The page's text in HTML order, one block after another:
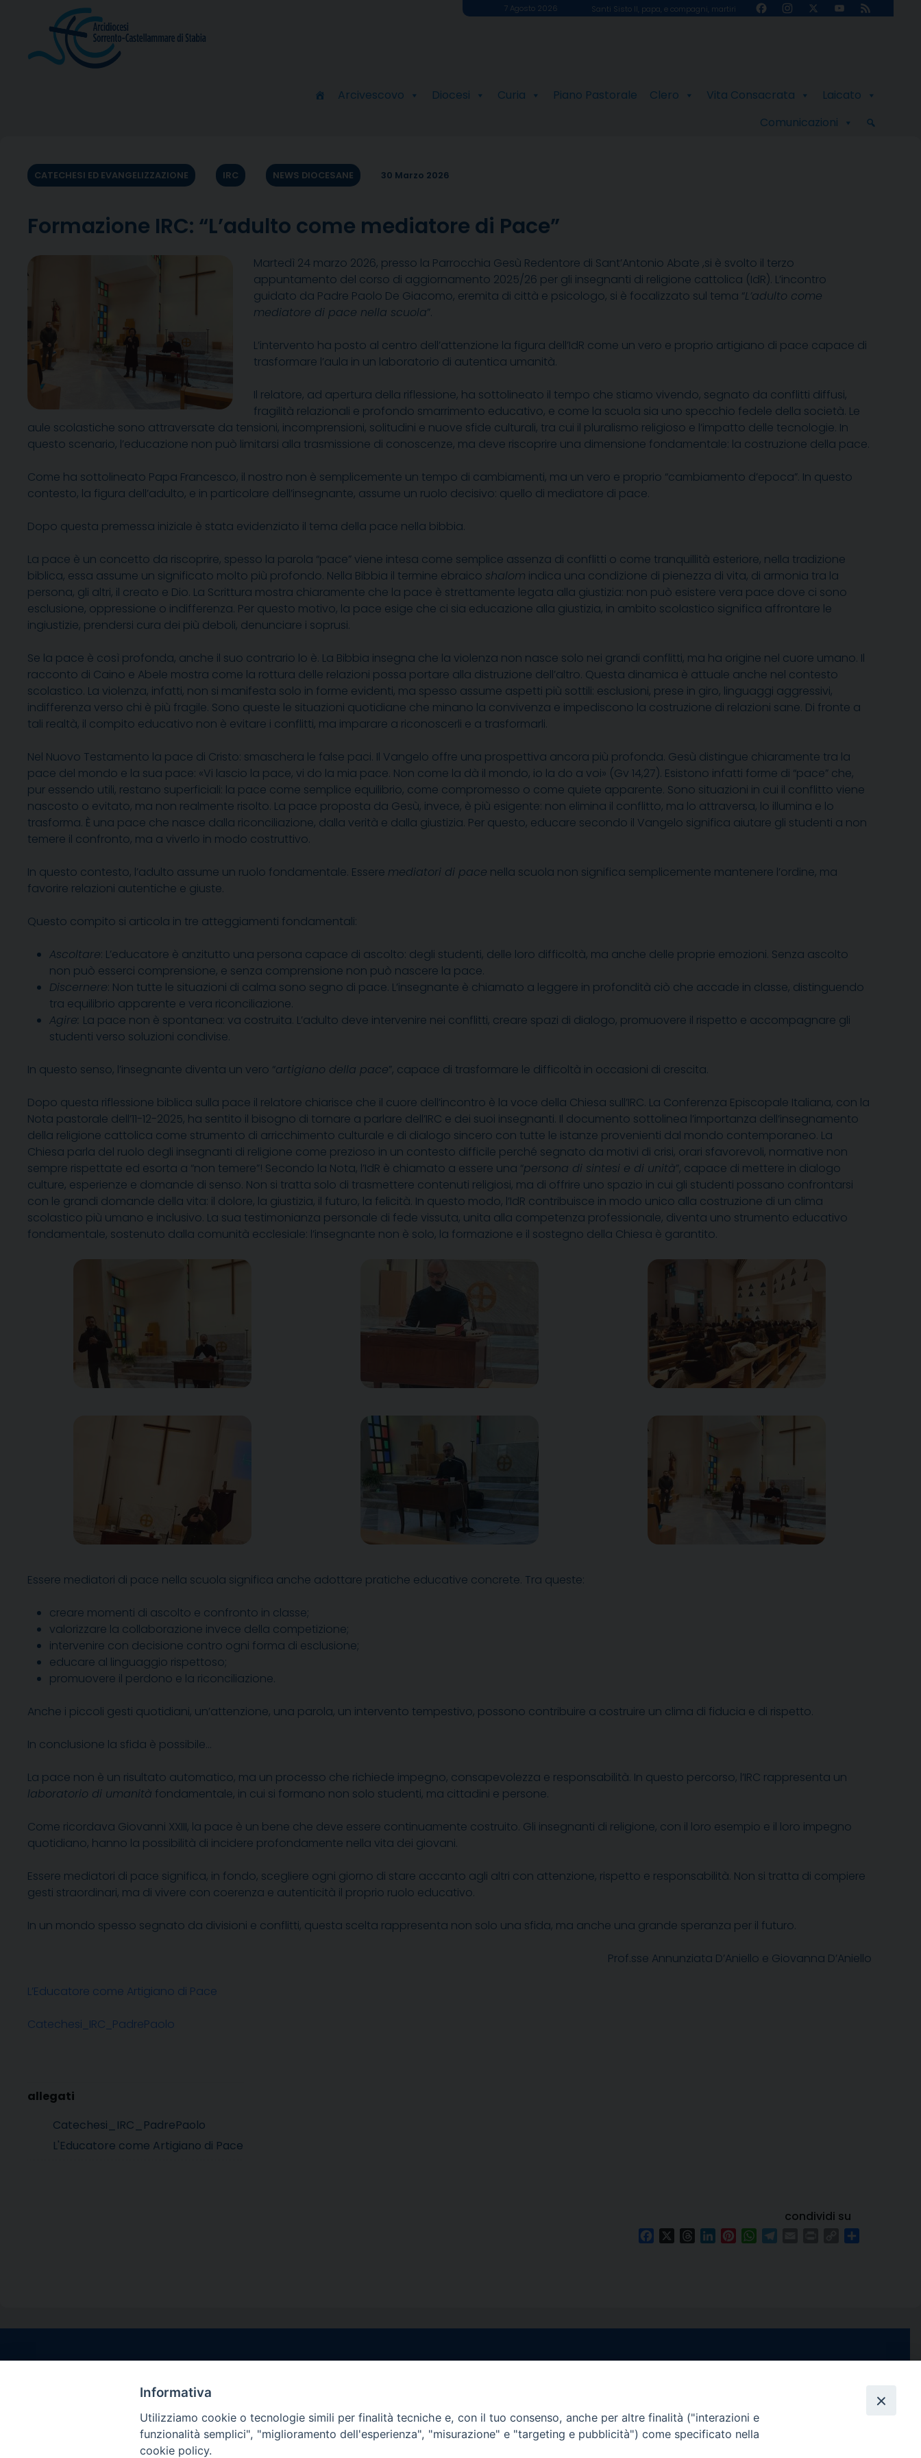
7 Agosto 2026 Santi Sisto II, papa, e compagni, martiri FacebookInstagram
X
YouTube
Feed
Arcivescovo Diocesi Curia Piano Pastorale Clero Vita Consacrata
Laicato
Comunicazioni
CATECHESI ED EVANGELIZZAZIONE IRC NEWS DIOCESANE 30 Marzo 2026
Formazione IRC: “L’adulto come mediatore di Pace”
Martedì 24 marzo 2026, presso la Parrocchia Gesù Redentore di Sant’Antonio Abate ,si è svolto il terzo
appuntamento del corso di aggiornamento 2025/26 per gli insegnanti di religione cattolica (IdR). L’incontro
guidato da Padre Paolo De Giacomo, eremita di città e psicologo, si è focalizzato sul tema “L’adulto come
mediatore di pace nella scuola”.
L’intervento ha posto al centro dell’attenzione la figura dell’IdR come un vero e proprio artigiano di pace capace di
trasformare l’aula in un laboratorio di autentica umanità.
Il relatore, ad apertura della riflessione, ha sottolineato il tempo che stiamo vivendo, segnato da conflitti diffusi,
fragilità relazionali e profondo smarrimento educativo, e come la scuola sia uno specchio fedele della società. Le
aule scolastiche sono attraversate da tensioni, incomprensioni, solitudini e nuove sfide culturali, tra cui il pluralismo religioso e l’impatto delle tecnologie. In
questo scenario, l’educazione non può limitarsi alla trasmissione di conoscenze, ma deve riscoprire una dimensione fondamentale: la costruzione della pace.
Come ha sottolineato Papa Francesco, il nostro non è semplicemente un tempo di cambiamenti, ma un vero e proprio “cambiamento d’epoca”. In questo
contesto, la figura dell’adulto, e in particolare dell’insegnante, assume un ruolo decisivo: quello di mediatore di pace.
Dopo questa premessa iniziale è stata evidenziato il tema della pace nella bibbia.
La pace è un concetto da riscoprire, spesso la parola “pace” viene intesa come semplice assenza di conflitti o come tranquillità esteriore, nella tradizione
biblica, essa assume un significato molto più profondo. Nella Bibbia il termine ebraico shalom indica una condizione di pienezza di vita, di armonia tra la
persona, gli altri, il creato e Dio. La Scrittura mostra chiaramente che la pace è strettamente legata alla giustizia: non può esistere vera pace dove ci sono
esclusione, oppressione o indifferenza. Per questo motivo, la pace esige che ci sia educazione alla giustizia, in ambito scolastico significa affrontare le
ingiustizie, prendersi cura dei più deboli, denunciare i soprusi.
Se la pace è così profonda, anche il suo contrario lo è. La Bibbia insegna che la violenza non nasce solo nei grandi conflitti, ma ha origine nel cuore umano. Il
racconto di Caino e Abele mostra come la rottura delle relazioni possa portare alla distruzione dell’altro. Questa dinamica è attuale anche nel contesto
scolastico. La violenza, infatti, non si manifesta solo in forme evidenti, ma spesso assume aspetti più sottili: esclusioni, prese in giro, linguaggi aggressivi,
indifferenza verso chi è più fragile. Sono queste le situazioni quotidiane che minano la convivenza e impediscono la costruzione di relazioni sane. Di fronte a
tali realtà, il compito educativo non è evitare i conflitti, ma imparare a riconoscerli e a trasformarli.
Nel Nuovo Testamento la pace di Cristo: smaschera le false paci. Il Vangelo offre una prospettiva ancora più profonda. Gesù distingue chiaramente tra la
pace del mondo e la sua pace: «Vi lascio la pace, vi do la mia pace. Non come la dà il mondo, io la do a voi» (Gv 14,27). Esistono infatti forme di “pace” che,
pur essendo utili, restano superficiali: la pace come semplice equilibrio, come compromesso o come quiete apparente. Sono situazioni in cui il conflitto viene
nascosto o evitato, ma non realmente risolto. La pace proposta da Gesù, invece, è più esigente: non elimina il conflitto, ma lo attraversa, lo illumina e lo
trasforma. È una pace che nasce dalla riconciliazione, dalla verità e dalla giustizia. Per questo, educare secondo il Vangelo significa aiutare gli studenti a non
temere il confronto, ma a viverlo in modo costruttivo.
In questo contesto, l’adulto assume un ruolo fondamentale. Essere mediatori di pace nella scuola non significa semplicemente mantenere l’ordine, ma
favorire relazioni autentiche e giuste.
Questo compito si articola in tre atteggiamenti fondamentali:
Ascoltare: L’educatore è anzitutto una persona capace di ascolto: degli studenti, delle loro difficoltà, ma anche delle proprie emozioni. Senza ascolto
non può esserci comprensione, e senza comprensione non può nascere la pace.
Discernere: Non tutte le situazioni di calma sono segno di pace. L’insegnante è chiamato a leggere in profondità ciò che accade in classe, distinguendo
tra equilibrio apparente e vera riconciliazione.
Agire: La pace non è spontanea: va costruita. L’adulto deve intervenire nei conflitti, creare spazi di dialogo, promuovere il rispetto e accompagnare gli
studenti verso soluzioni condivise.
In questo senso, l’insegnante diventa un vero “artigiano della pace”, capace di trasformare le difficoltà in occasioni di crescita.
Dopo questa riflessione biblica sulla pace il relatore chiarisce che il cuore dell’incontro è la voce della Chiesa sull’IRC. La Conferenza Episcopale Italiana, con la
Nota pastorale dell’11-12-2025, ha sentito il bisogno di tornare a parlare dell’IRC e dei suoi insegnanti. Il documento sottolinea l’importanza dell’insegnamento
della religione cattolica come strumento di arricchimento culturale e di dialogo sincero con tutte le istanze provenienti dal mondo contemporaneo. La
Chiesa parla del ruolo degli insegnanti di religione come prezioso in un contesto difficile perché segnato da motivi di crisi, orari sfavorevoli, normative non
sempre rispettate ed esorta a “non temere”! Secondo la Nota, l’IdR è chiamato a essere una “persona di sintesi e di unità”, capace di mettere in dialogo
culture, esperienze e domande di senso. Non si tratta solo di trasmettere contenuti religiosi, ma di offrire uno spazio in cui gli studenti possano confrontarsi
con le grandi domande della vita: il dolore, la giustizia, il futuro, la felicità. In questo modo, l’IdR contribuisce in modo unico alla costruzione di un clima
scolastico più umano e inclusivo. La sua testimonianza personale di fede vissuta, unita alla competenza professionale, diventa uno strumento educativo
fondamentale, sostenuto dalla comunità ecclesiale: l’insegnante non è solo, la formazione e il sostegno della Chiesa è garantito.
Essere mediatori di pace nella scuola significa anche adottare pratiche educative concrete. Tra queste:
creare momenti di ascolto e confronto in classe;
valorizzare la collaborazione invece della competizione;
intervenire con decisione contro ogni forma di esclusione;
educare al linguaggio rispettoso;
promuovere il perdono e la riconciliazione.
Anche i piccoli gesti quotidiani, un’attenzione, una parola, un intervento tempestivo, possono contribuire a costruire un clima di fiducia e di rispetto.
In conclusione la sfida è possibile…
La pace non è un risultato automatico, ma un processo che richiede impegno, consapevolezza e responsabilità. In questo percorso, l’IRC rappresenta un
laboratorio di umanità fondamentale, in cui si formano non solo studenti, ma cittadini e persone.
Come ricordava Giovanni XXIII, la pace è un bene che deve essere continuamente costruito. Gli insegnanti di religione, con il loro esempio e il loro impegno
quotidiano, hanno la possibilità di incidere profondamente nella vita dei giovani.
Essere mediatori di pace significa, in fondo, scegliere ogni giorno di stare accanto agli altri con attenzione, rispetto e responsabilità. Non si tratta di compiere
gesti straordinari, ma di vivere con coerenza e autenticità il proprio ruolo educativo.
In un mondo spesso segnato da divisioni e conflitti, questa scelta rappresenta non solo una sfida, ma anche una grande speranza per il futuro.
Prof.sse Annunziata D’Aniello e Giovanna D’Aniello
L’Educatore come Artigiano di Pace
Catechesi_IRC_PadrePaolo
Catechesi_IRC_PadrePaolo
L'Educatore come Artigiano di Pace
condividi su
FacebookThreadsLinkedInPinterestWhatsApp
Copy
Via Santa Maria della Pietà, 44 – 80067
Sorrento (NA)
tel. 0818781244
Giorni ed Orari Apertura Uffici:
Venerdì ore 09:30 – 12:30
tel. 0818714501
Giorni ed Orari Apertura Uffici:
YouTube
Channel
Feed
Informativa
Utilizziamo cookie o tecnologie simili per finalità tecniche e, con il tuo consenso, anche per altre finalità ("interazioni e
funzionalità semplici", "miglioramento dell'esperienza", "misurazione" e "targeting e pubblicità") come specificato nella
cookie policy.